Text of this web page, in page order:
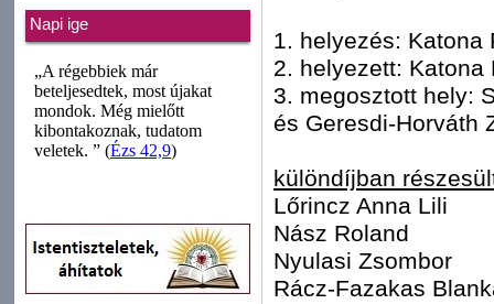
Napi ige
1. helyezés: Katona
2. helyezett: Katona
3. megosztott hely:
és Geresdi-Horváth
különdíjban
Lőrincz Anna Lili
Nász Roland
Nyulasi Zsombor
Rácz-Fazakas